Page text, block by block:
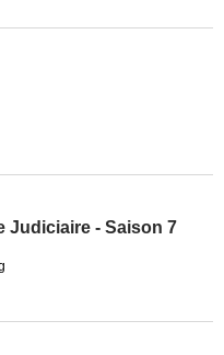
Judiciaire - Saison 7